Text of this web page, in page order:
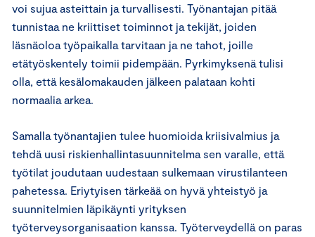
voi sujua asteittain ja turvallisesti. Työnantajan pitää
tunnistaa ne kriittiset toiminnot ja tekijät, joiden
läsnäoloa työpaikalla tarvitaan ja ne tahot, joille
etätyöskentely toimii pidempään. Pyrkimyksenä tulisi
olla, että kesälomakauden jälkeen palataan kohti
normaalia arkea.
Samalla työnantajien tulee huomioida kriisivalmius ja
tehdä uusi riskienhallintasuunnitelma sen varalle, että
työtilat joudutaan uudestaan sulkemaan virustilanteen
pahetessa. Eriytyisen tärkeää on hyvä yhteistyö ja
suunnitelmien läpikäynti yrityksen
työterveysorganisaation kanssa. Työterveydellä on paras